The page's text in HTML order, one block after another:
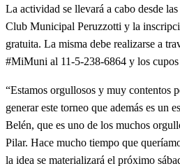
La actividad se llevará a cabo desde
Club Municipal Peruzzotti y la
gratuita. La misma debe realizarse a
#MiMuni al 11-5-238-6864 y los
“Estamos orgullosos y muy contentos
generar este torneo que además es un
Belén, que es uno de los muchos
Pilar. Hace mucho tiempo que
la idea se materializará el próximo